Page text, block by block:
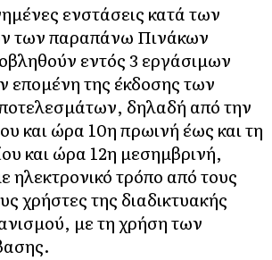
ενστάσεις κατά των
των παραπάνω Πινάκων
εντός 3 εργάσιμων
επομένη της έκδοσης των
δηλαδή από την
και ώρα 10η πρωινή έως και τη
και ώρα 12η μεσημβρινή,
ηλεκτρονικό τρόπο από τους
χρήστες της διαδικτυακής
με τη χρήση των